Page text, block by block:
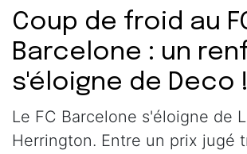
Coup de froid au
Barcelone : un
s'éloigne de Deco !
Le FC Barcelone s'éloigne de
Herrington. Entre un prix jugé